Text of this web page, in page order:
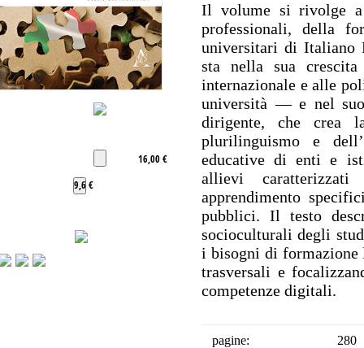
16,00 €
9,6 €
Il volume si rivolge
professionali, della
universitari di Italiano
sta nella sua
internazionale e alle
università — e nel
dirigente, che crea
plurilinguismo e
educative di enti e
allievi
apprendimento
pubblici. Il testo
socioculturali degli
i bisogni di formazione
trasversali e
competenze digitali.
pagine:
280